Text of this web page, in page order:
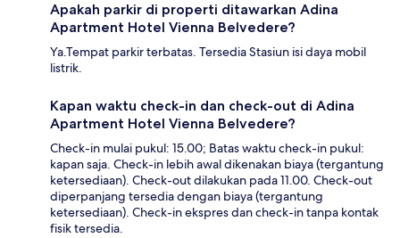
Apakah parkir di properti ditawarkan Adina
Apartment Hotel Vienna Belvedere?
Ya.Tempat parkir terbatas. Tersedia Stasiun isi daya mobil
listrik.
Kapan waktu check-in dan check-out di Adina
Apartment Hotel Vienna Belvedere?
Check-in mulai pukul: 15.00; Batas waktu check-in pukul:
kapan saja. Check-in lebih awal dikenakan biaya (tergantung
ketersediaan). Check-out dilakukan pada 11.00. Check-out
diperpanjang tersedia dengan biaya (tergantung
ketersediaan). Check-in ekspres dan check-in tanpa kontak
fisik tersedia.